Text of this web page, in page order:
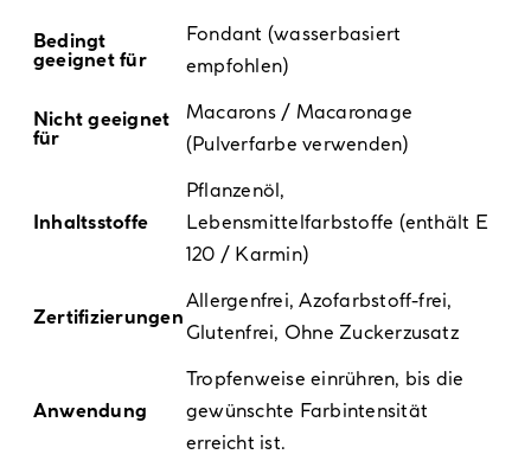
Bedingt
geeignet für
Fondant (wasserbasiert
empfohlen)
Nicht geeignet
für
Macarons / Macaronage
(Pulverfarbe verwenden)
Inhaltsstoffe
Pflanzenöl,
Lebensmittelfarbstoffe (enthält E
120 / Karmin)
Zertifizierungen
Allergenfrei,Azofarbstoff-frei,
Glutenfrei, Ohne Zuckerzusatz
Anwendung
Tropfenweise einrühren, bis die
gewünschte Farbintensität
erreicht ist.